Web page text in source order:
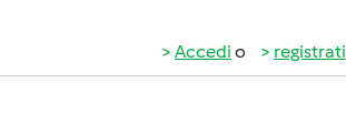
Accedi o registrati